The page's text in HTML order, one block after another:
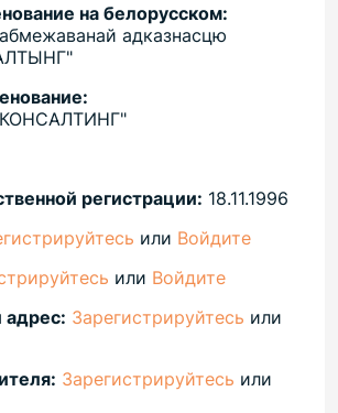
на белорусском:
адказнасцю
регистрации: 18.11.1996
или Войдите
или Войдите
Зарегистрируйтесь или
Зарегистрируйтесь или